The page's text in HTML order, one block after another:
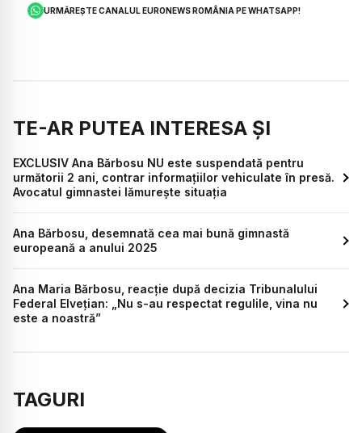
URMĂREȘTE CANALUL EURONEWS ROMÂNIA PE WHATSAPP!
TE-AR PUTEA INTERESA ȘI
EXCLUSIV Ana Bărbosu NU este suspendată pentru
următorii 2 ani, contrar informațiilor vehiculate în presă.
Avocatul gimnastei lămurește situația
Ana Bărbosu, desemnată cea mai bună gimnastă
europeană a anului 2025
Ana Maria Bărbosu, reacție după decizia Tribunalului
Federal Elvețian: „Nu s-au respectat regulile, vina nu
este a noastră”
TAGURI